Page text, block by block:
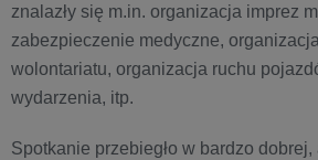
znalazły się m.in. organizacja imprez
zabezpieczenie medyczne,
wolontariatu, organizacja ruchu
wydarzenia, itp.
Spotkanie przebiegło w bardzo dobrej,